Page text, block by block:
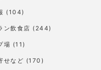
(104)
ン飲食店 (244)
場 (11)
せなど (170)